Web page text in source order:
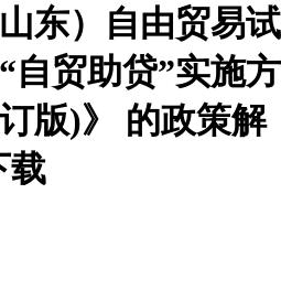
东）自由贸易试
自贸助贷”实施方
版)》 的政策解
载